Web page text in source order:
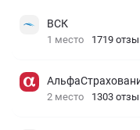
ВСК
1 место 1719
2 место 1303